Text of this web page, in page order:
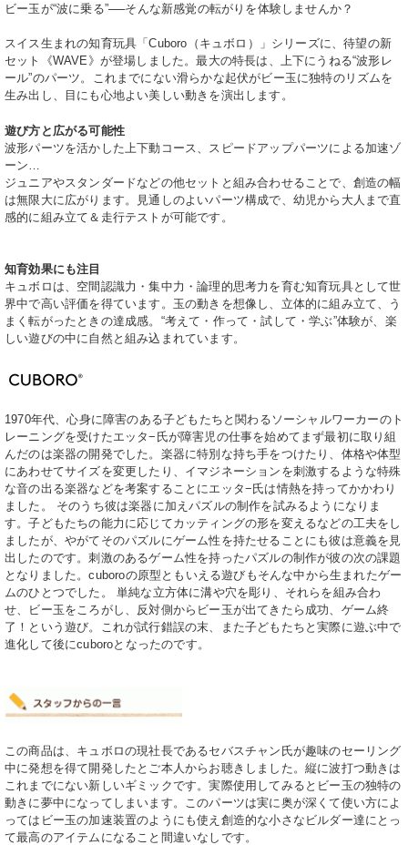
ビー玉が“波に乗る”──そんな新感覚の転がりを体験しませんか？
スイス生まれの知育玩具「Cuboro（キュボロ）」シリーズに、待望の新
セット《WAVE》が登場しました。最大の特長は、上下にうねる“波形レ
ール”のパーツ。
これまでにない滑らかな起伏がビー玉に独特のリズムを
生み出し、目にも心地よい美しい動きを演出します。
遊び方と広がる可能性
波形パーツを活かした上下動コース、スピードアップパーツによる加速ゾ
ーン…
ジュニアやスタンダードなどの他セットと組み合わせることで、創造の幅
は無限大に広がります。
見通しのよいパーツ構成で、幼児から大人まで直
感的に組み立て＆走行テストが可能です。
知育効果にも注目
キュボロは、空間認識力・集中力・論理的思考力を育む知育玩具として世
界中で高い評価を得ています。 玉の動きを想像し、立体的に組み立て、う
まく転がったときの達成感。 “考えて・作って・試して・学ぶ”体験が、楽
しい遊びの中に自然と組み込まれています。
1970年代、心身に障害のある子どもたちと関わるソーシャルワーカーのト
レーニングを受けたエッタ−氏が障害児の仕事を始めてまず最初に取り組
んだのは楽器の開発でした。楽器に特別な持ち手をつけたり、体格や体型
にあわせてサイズを変更したり、イマジネーションを刺激するような特殊
な音の出る楽器などを考案することにエッタ−氏は情熱を持ってかかわり
ました。 そのうち彼は楽器に加えパズルの制作を試みるようになりま
す。子どもたちの能力に応じてカッティングの形を変えるなどの工夫をし
ましたが、やがてそのパズルにゲーム性を持たせることにも彼は意義を見
出したのです。刺激のあるゲーム性を持ったパズルの制作が彼の次の課題
となりました。cuboroの原型ともいえる遊びもそんな中から生まれたゲー
ムのひとつでした。 単純な立方体に溝や穴を彫り、それらを組み合わ
せ、ビー玉をころがし、反対側からビー玉が出てきたら成功、ゲーム終
了！という遊び。これが試行錯誤の末、また子どもたちと実際に遊ぶ中で
進化して後にcuboroとなったのです。
この商品は、キュボロの現社長であるセバスチャン氏が趣味のセーリング
中に発想を得て開発したとご本人からお聴きしました。縦に波打つ動きは
これまでにない新しいギミックです。実際使用してみるとビー玉の独特の
動きに夢中になってしまいます。このパーツは実に奥が深くて使い方によ
ってはビー玉の加速装置のようにも使え創造的な小さなビルダー達にとっ
て最高のアイテムになること間違いなしです。